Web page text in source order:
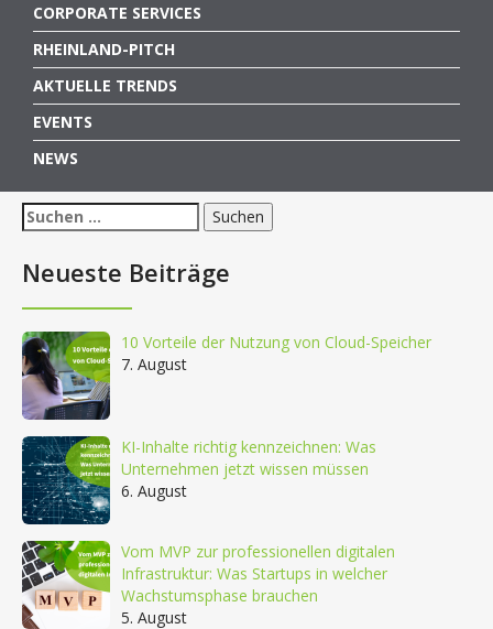
CORPORATE SERVICES
RHEINLAND-PITCH
AKTUELLE TRENDS
EVENTS
NEWS
Suchen
nach:
Neueste Beiträge
10 Vorteile der Nutzung von Cloud-Speicher
7. August
KI-Inhalte richtig kennzeichnen: Was
Unternehmen jetzt wissen müssen
6. August
Vom MVP zur professionellen digitalen
Infrastruktur: Was Startups in welcher
Wachstumsphase brauchen
5. August